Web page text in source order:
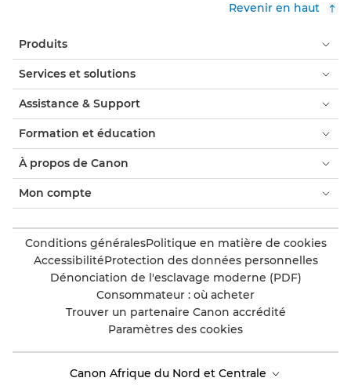
Revenir en haut
Produits
Services et solutions
Assistance & Support
Formation et éducation
À propos de Canon
Mon compte
Conditions généralesPolitique en matière de cookies
AccessibilitéProtection des données personnelles
Dénonciation de l'esclavage moderne (PDF)
Consommateur : où acheter
Trouver un partenaire Canon accrédité
Paramètres des cookies
Canon Afrique du Nord et Centrale